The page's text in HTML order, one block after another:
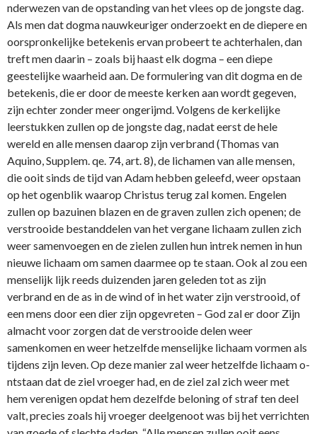
nderwezen van de opstanding van het vlees op de jongste dag.
Als men dat dogma nauwkeuriger o­nderzoekt en de diepere en
oorspronkelijke betekenis ervan probeert te achterhalen, dan
treft men daarin – zoals bij haast elk dogma – een diepe
geestelijke waarheid aan. De formulering van dit dogma en de
betekenis, die er door de meeste kerken aan wordt gegeven,
zijn echter zonder meer o­ngerijmd. Volgens de kerkelijke
leerstukken zullen op de jongste dag, nadat eerst de hele
wereld en alle mensen daarop zijn verbrand (Thomas van
Aquino, Supplem. qe. 74, art. 8), de lichamen van alle mensen,
die ooit sinds de tijd van Adam hebben geleefd, weer opstaan
op het ogenblik waarop Christus terug zal komen. Engelen
zullen op bazuinen blazen en de graven zullen zich openen; de
verstrooide bestanddelen van het vergane lichaam zullen zich
weer samenvoegen en de zielen zullen hun intrek nemen in hun
nieuwe lichaam om samen daarmee op te staan. Ook al zou een
menselijk lijk reeds duizenden jaren geleden tot as zijn
verbrand en de as in de wind of in het water zijn verstrooid, of
een mens door een dier zijn opgevreten – God zal er door Zijn
almacht voor zorgen dat de verstrooide delen weer
samenkomen en weer hetzelfde menselijke lichaam vormen als
tijdens zijn leven. Op deze manier zal weer hetzelfde lichaam o­
ntstaan dat de ziel vroeger had, en de ziel zal zich weer met
hem verenigen opdat hem dezelfde beloning of straf ten deel
valt, precies zoals hij vroeger deelgenoot was bij het verrichten